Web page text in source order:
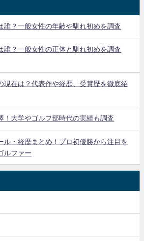
誰？一般女性の年齢や馴れ初めを調査
誰？一般女性の正体と馴れ初めを調査
現在は？代表作や経歴、受賞歴を徹底紹
！大学やゴルフ部時代の実績も調査
ル・経歴まとめ！プロ初優勝から注目を
ルファー